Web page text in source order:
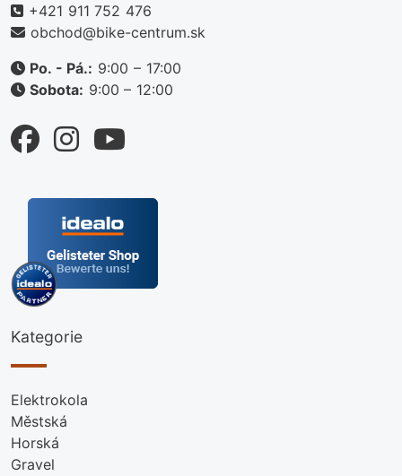
+421 911 752 476
obchod@bike-centrum.sk
Po. - Pá.: 9:00 – 17:00
Sobota: 9:00 – 12:00
Kategorie
Elektrokola
Městská
Horská
Gravel